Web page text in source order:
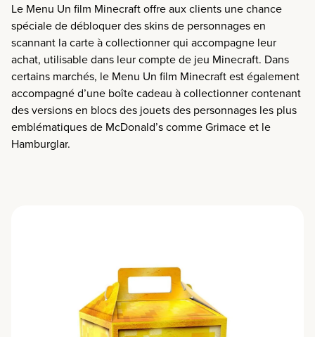
Le Menu Un film Minecraft offre aux clients une chance
spéciale de débloquer des skins de personnages en
scannant la carte à collectionner qui accompagne leur
achat, utilisable dans leur compte de jeu Minecraft. Dans
certains marchés, le Menu Un film Minecraft est également
accompagné d’une boîte cadeau à collectionnercontenant
des versions en blocsdes jouets des personnages les plus
emblématiques de McDonald’s comme Grimace et le
Hamburglar.